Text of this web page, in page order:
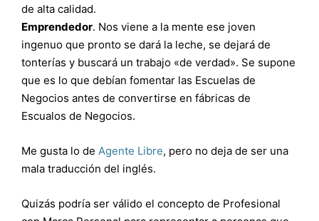
de alta calidad.
Emprendedor. Nos viene a la mente ese joven
ingenuo que pronto se dará la leche, se dejará de
tonterías y buscará un trabajo «de verdad». Se supone
que es lo que debían fomentar las Escuelas de
Negocios antes de convertirse en fábricas de
Escualos de Negocios.
Me gusta lo de Agente Libre, pero no deja de ser una
mala traducción del inglés.
Quizás podría ser válido el concepto de Profesional